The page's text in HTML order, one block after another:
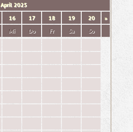
April 2025
16 17 18 19 20
»
Mi Do Fr Sa
So